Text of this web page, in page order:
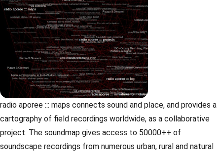
radio aporee ::: maps connects sound and place, and provides a
cartography of field recordings worldwide, as a collaborative
project. The soundmap gives access to 50000++ of
soundscape recordings from numerous urban, rural and natural